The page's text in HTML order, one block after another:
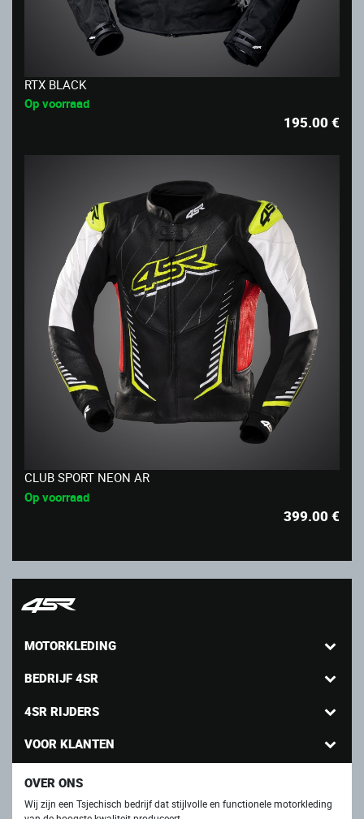
RTX BLACK
Op voorraad
195.00€
CLUB SPORT NEON AR
Op voorraad
399.00€
MOTORKLEDING
BEDRIJF 4SR
4SR RIJDERS
VOOR KLANTEN
OVER ONS
Wij zijn een Tsjechisch bedrijf dat stijlvolle en functionele motorkleding